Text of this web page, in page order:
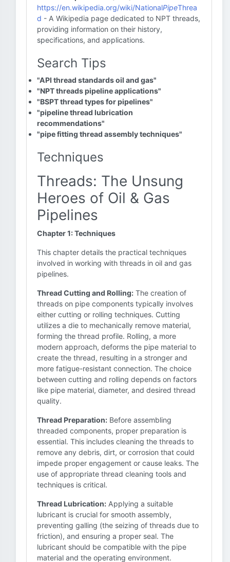
https://en.wikipedia.org/wiki/NationalPipeThrea
d - A Wikipedia page dedicated to NPT threads,
providing information on their history,
specifications, and applications.
Search Tips
"API thread standards oil and gas"
"NPT threads pipeline applications"
"BSPT thread types for pipelines"
"pipeline thread lubrication
recommendations"
"pipe fitting thread assembly techniques"
Techniques
Threads: The Unsung
Heroes of Oil & Gas
Pipelines
Chapter 1: Techniques
This chapter details the practical techniques
involved in working with threads in oil and gas
pipelines.
Thread Cutting and Rolling: The creation of
threads on pipe components typically involves
either cutting or rolling techniques. Cutting
utilizes a die to mechanically remove material,
forming the thread profile. Rolling, a more
modern approach, deforms the pipe material to
create the thread, resulting in a stronger and
more fatigue-resistant connection. The choice
between cutting and rolling depends on factors
like pipe material, diameter, and desired thread
quality.
Thread Preparation: Before assembling
threaded components, proper preparation is
essential. This includes cleaning the threads to
remove any debris, dirt, or corrosion that could
impede proper engagement or cause leaks. The
use of appropriate thread cleaning tools and
techniques is critical.
Thread Lubrication: Applying a suitable
lubricant is crucial for smooth assembly,
preventing galling (the seizing of threads due to
friction), and ensuring a proper seal. The
lubricant should be compatible with the pipe
material and the operating environment.